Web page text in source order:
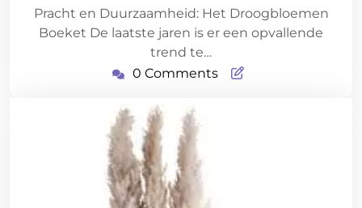
Pracht en Duurzaamheid: Het Droogbloemen
Boeket De laatste jaren is er een opvallende
trend te…
0 Comments